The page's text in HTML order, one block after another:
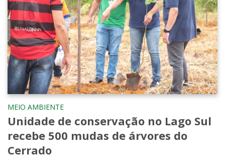
MEIO AMBIENTE
Unidade de conservação no Lago Sul
recebe 500 mudas de árvores do
Cerrado